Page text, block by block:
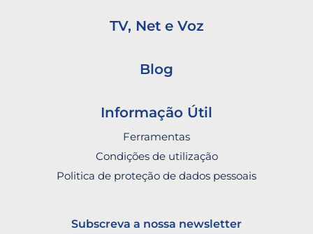
TV, Net e Voz
Blog
Informação Útil
Ferramentas
Condições de utilização
Politica de proteção de dados pessoais
Subscreva a nossa newsletter